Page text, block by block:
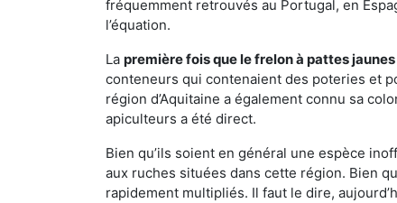
fréquemment retrouvés au Portugal, en
l’équation.
La première fois que le frelon à pattes
conteneurs qui contenaient des poteries et
région d’Aquitaine a également connu sa
apiculteurs a été direct.
Bien qu’ils soient en général une espèce
aux ruches situées dans cette région. Bien
rapidement multipliés. Il faut le dire,